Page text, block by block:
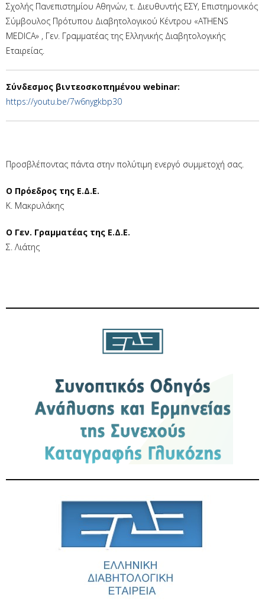
Σχολής Πανεπιστημίου Αθηνών, τ. Διευθυντής ΕΣΥ, Επιστημονικός
Σύμβουλος Πρότυπου Διαβητολογικού Κέντρου «ATHENS
MEDICA» , Γεν. Γραμματέας της Ελληνικής Διαβητολογικής
Εταιρείας.
Σύνδεσμος βιντεοσκοπημένου webinar:
https://youtu.be/7w6nygkbp30
Προσβλέποντας πάντα στην πολύτιμη ενεργό συμμετοχή σας.
Ο Πρόεδρος της Ε.Δ.Ε.
Κ. Μακρυλάκης
Ο Γεν. Γραμματέας της Ε.Δ.Ε.
Σ. Λιάτης